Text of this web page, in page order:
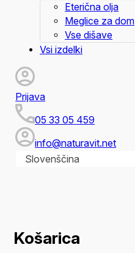
Eterična olja
Meglice za dom
Vse dišave
Vsi izdelki
Prijava
05 33 05 459
info@naturavit.net
Slovenščina
Košarica